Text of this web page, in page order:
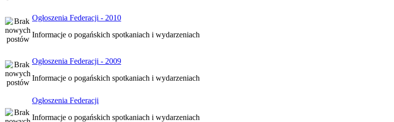
Ogłoszenia Federacji - 2010
Informacje o pogańskich spotkaniach i wydarzeniach
Ogłoszenia Federacji - 2009
Informacje o pogańskich spotkaniach i wydarzeniach
Ogłoszenia Federacji
Informacje o pogańskich spotkaniach i wydarzeniach